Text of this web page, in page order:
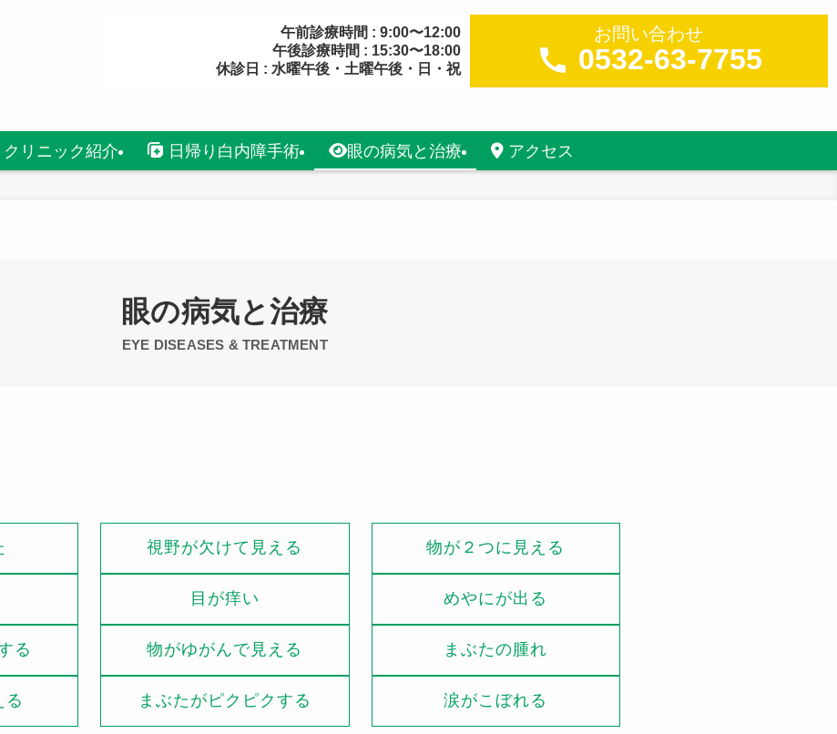
リニック紹介 日帰り白内障手術 眼の病気と治療 アクセス
午前診療時間 : 9:00〜12:00
午後診療時間 : 15:30〜18:00
休診日 : 水曜午後・土曜午後・日・祝
お問い合わせ
0532-63-7755
眼の病気と治療
EYE DISEASES & TREATMENT
視野が欠けて見える 物が２つに見える
目が痒い めやにが出る
る 物がゆがんで見える まぶたの腫れ
る まぶたがピクピクする 涙がこぼれる